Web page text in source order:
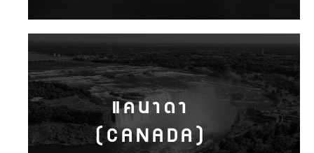
แคนาดา
(CANADA)